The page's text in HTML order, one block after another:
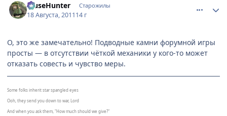
MuseHunter Старожилы
18 Августа, 201114 г
О, это же замечательно! Подводные камни форумной игры
просты — в отсутствии чёткой механики у кого-то может
отказать совесть и чувство меры.
Some folks inherit star spangled eyes
Ooh, they send you down to war, Lord
And when you ask them, "How much should we give?"